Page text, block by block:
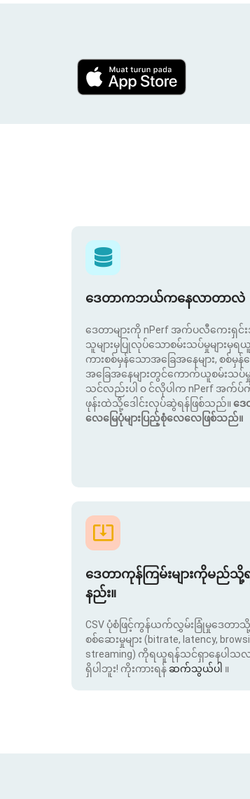
ဒေတာကဘယ်ကနေလာတာလဲ
ဒေတာများကို nPerf အက်ပလီကေးရှင်
သူများမှပြုလုပ်သောစမ်းသပ်မှုများ
ကားစစ်မှန်သောအခြေအနေများ, စစ်မှန်
အခြေအနေများတွင်ကောက်ယူစမ်းသပ်
သင်လည်းပါ ၀ င်လိုပါက nPerf အက်
ဖုန်းထဲသို့ဒေါင်းလုပ်ဆွဲရန်ဖြစ်သည်။ဒေ
လေမြေပုံများပြည့်စုံလေလေဖြစ်သည်။
ဒေတာကုန်ကြမ်းများကိုမည်
နည်း။
CSV ပုံစံဖြင့်ကွန်ယက်လွှမ်းခြုံမှုဒေတာ
စစ်ဆေးမှုများ (bitrate, latency,
streaming) ကိုရယူရန်သင်ရှာနေပါသလ
ရှိပါဘူး! ကိုးကားရန်ဆက်သွယ်ပါ ။